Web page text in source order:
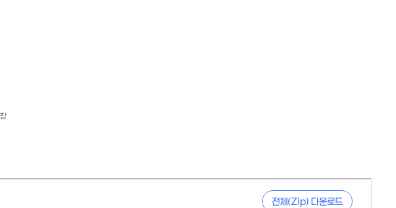
전체(Zip) 다운로드